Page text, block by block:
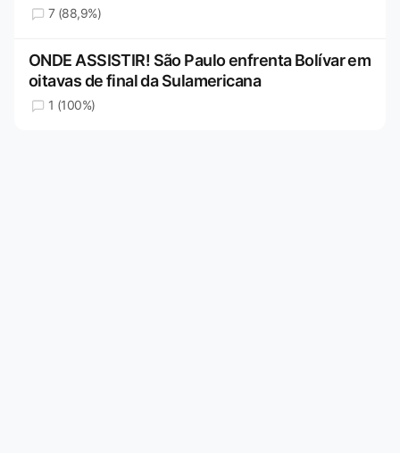
7 (88,9%)
ONDE ASSISTIR! São Paulo enfrenta Bolívar em
oitavas de final da Sulamericana
1 (100%)